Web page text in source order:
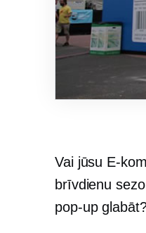
Vai jūsu E-
brīvdienu
pop-up